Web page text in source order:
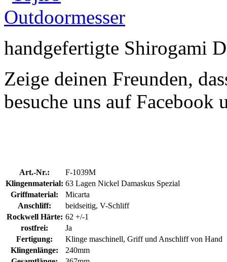
handgefertigte Shirogami
Zeige deinen Freunden,
besuche uns auf Facebook
Art.-Nr.:
F-1039M
Klingenmaterial: 63 Lagen Nickel Damaskus Spezial
Griffmaterial:
Micarta
Anschliff:
beidseitig, V-Schliff
Rockwell Härte: 62 +/-1
rostfrei:
Ja
Fertigung:
Klinge maschinell, Griff und Anschliff von Hand
Klingenlänge:
240mm